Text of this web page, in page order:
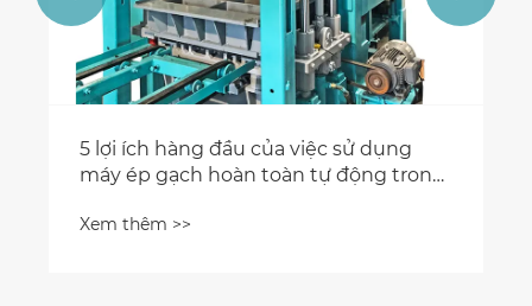
5 lợi ích hàng đầu của việc sử dụng
máy ép gạch hoàn toàn tự động trong
Xem thêm >>